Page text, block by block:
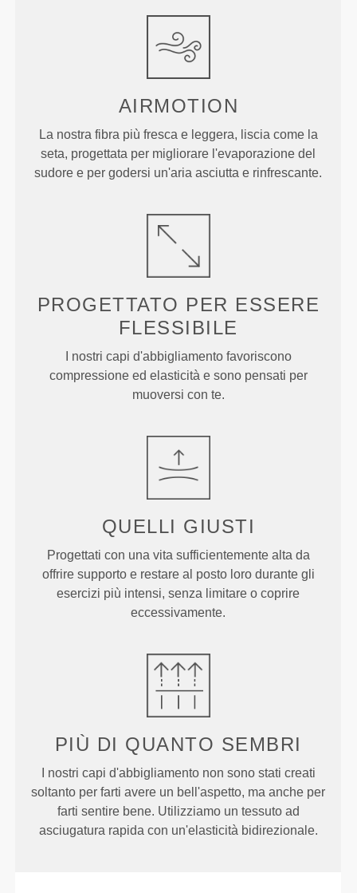
AIRMOTION
La nostra fibra più fresca e leggera, liscia come la
seta, progettata per migliorare l'evaporazione del
sudore e per godersi un'aria asciutta e rinfrescante.
PROGETTATO PER ESSERE
FLESSIBILE
I nostri capi d'abbigliamento favoriscono
compressione ed elasticità e sono pensati per
muoversi con te.
QUELLI GIUSTI
Progettati con una vita sufficientemente alta da
offrire supporto e restare al posto loro durante gli
esercizi più intensi, senza limitare o coprire
eccessivamente.
PIÙ DI QUANTO SEMBRI
I nostri capi d'abbigliamento non sono stati creati
soltanto per farti avere un bell'aspetto, ma anche per
farti sentire bene. Utilizziamo un tessuto ad
asciugatura rapida con un'elasticità bidirezionale.